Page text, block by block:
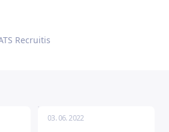
Recruitis
03. 06. 2022